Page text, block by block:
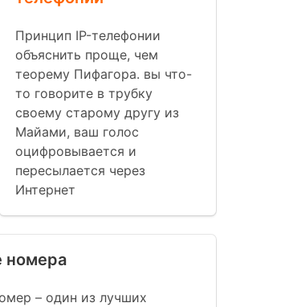
Принцип IP-телефонии
объяснить проще, чем
теорему Пифагора. вы что-
то говорите в трубку
своему старому другу из
Майами, ваш голос
оцифровывается и
пересылается через
Интернет
– один из лучших